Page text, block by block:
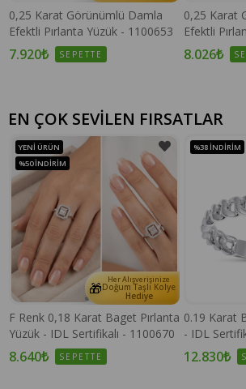
0,25 Karat Görünümlü Damla
Efektli Pırlanta Yüzük - 1100653
7.920₺ SEPETTE
0,25 Karat
Efektli
8.026₺
EN ÇOK SEVİLEN FIRSATLAR
🎁 Her Alışverişinize
Doğum Taşlı Kolye
Hediye
F Renk 0,18 Karat Baget Pırlanta
Yüzük - IDL Sertifikalı - 1100670
8.640₺ SEPETTE
YENI ÜRÜN
%50 İNDIRIM
0.19 Karat
- IDL
12.830₺
%38 İNDIRIM